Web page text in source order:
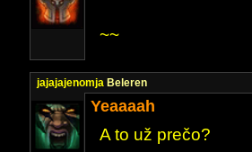
~~
jajajajenomja Beleren
Yeaaaah
A to už prečo?